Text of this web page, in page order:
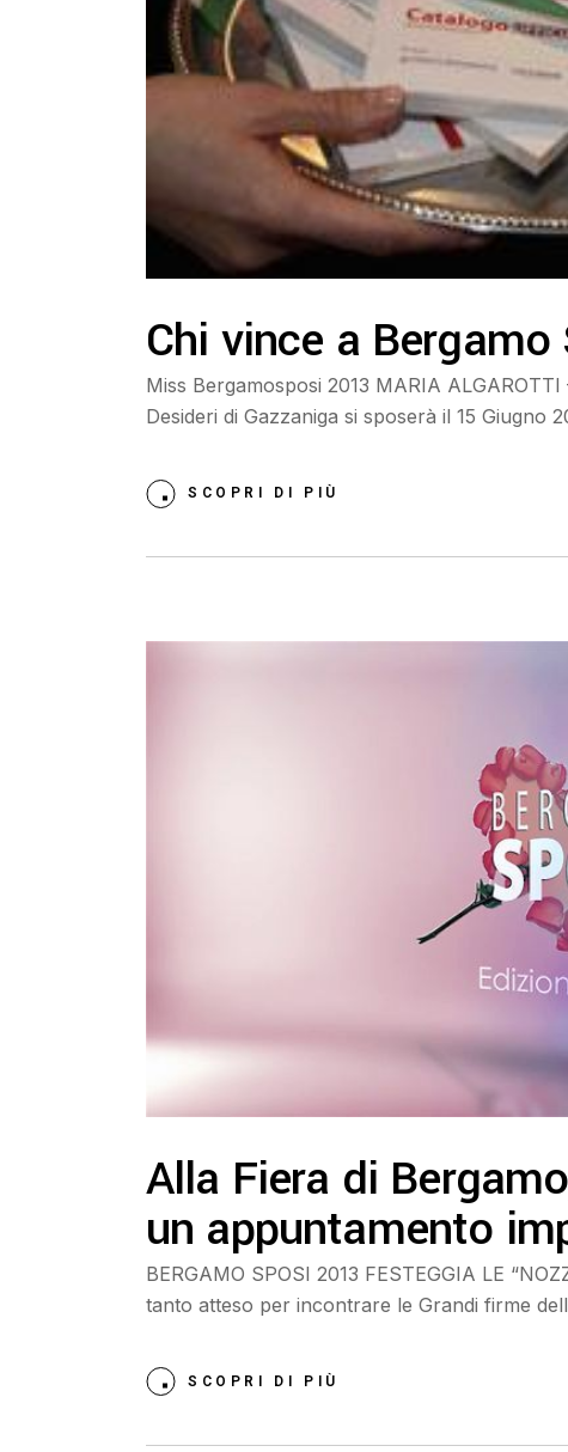
Chi vince a
Miss Bergamosposi 2013 MARIA
Desideri di Gazzaniga si sposerà il 15 Giugno
SCOPRI DI PIÙ
Alla Fiera di
un appuntamento
BERGAMO SPOSI 2013 FESTEGGIA LE
tanto atteso per incontrare le Grandi firme
SCOPRI DI PIÙ